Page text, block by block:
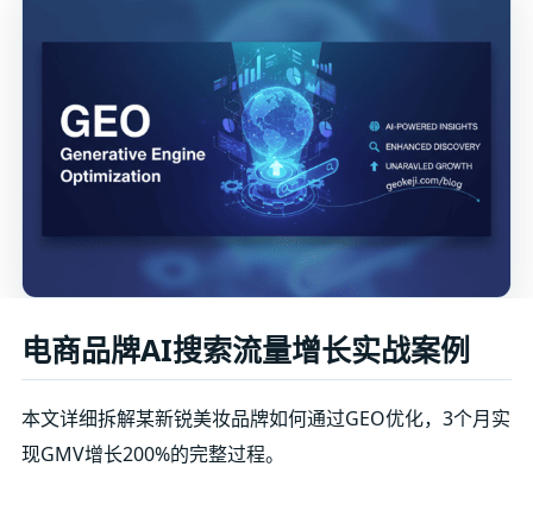
电商品牌AI搜索流量增长实战案例
本文详细拆解某新锐美妆品牌如何通过GEO优化，3个月实
现GMV增长200%的完整过程。